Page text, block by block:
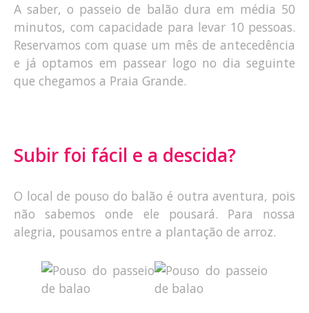
A saber, o passeio de balão dura em média 50
minutos, com capacidade para levar 10 pessoas.
Reservamos com quase um mês de antecedência
e já optamos em passear logo no dia seguinte
que chegamos a Praia Grande.
Subir foi fácil e a descida?
O local de pouso do balão é outra aventura, pois
não sabemos onde ele pousará. Para nossa
alegria, pousamos entre a plantação de arroz.